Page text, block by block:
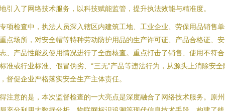
引入了网络技术服务，以科技赋能监管，提升执法效能与精准度。
项检查中，执法人员深入辖区内建筑工地、工业企业、劳保用品销售
点场所，对安全帽等特种劳动防护用品的生产许可证、产品合格证、
、产品性能及使用情况进行了全面核查。重点打击了销售、使用不符
准或行业标准、假冒伪劣、“三无”产品等违法行为，从源头上消除安全
督促企业严格落实安全生产主体责任。
注意的是，本次监督检查的一大亮点是深度融合了网络技术服务。原